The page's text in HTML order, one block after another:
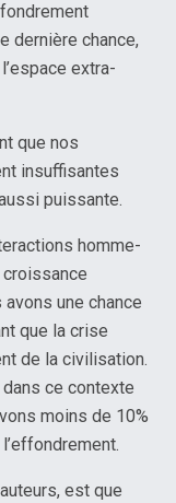
dernière chance,
extra-
que nos
insuffisantes
puissante.
homme-
croissance
une chance
que la crise
de la civilisation.
dans ce contexte
moins de 10%
est que